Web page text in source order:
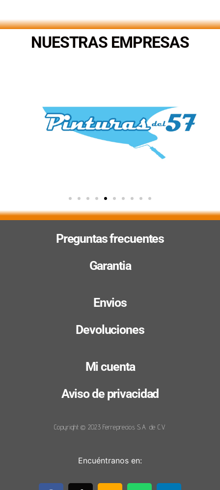
NUESTRAS EMPRESAS
Preguntas frecuentes
Garantia
Envios
Devoluciones
Mi cuenta
Aviso de privacidad
Copyright © 2023 Ferreprecios S.A. de C.V.
Encuéntranos en: